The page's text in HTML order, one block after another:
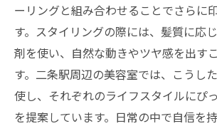
ーリングと組み合わせることでさらに
す。スタイリングの際には、髪質に応
剤を使い、自然な動きやツヤ感を出す
す。二条駅周辺の美容室では、こうし
使し、それぞれのライフスタイルにぴ
を提案しています。日常の中で自信を